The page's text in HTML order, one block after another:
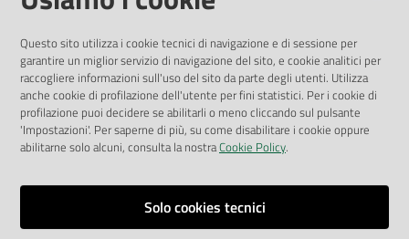
Pubblicità legale
Privacy Policy
Attuazione Misure PNRR
Liste di Attesa
ENTI, IMPRESE E PARTNER
Fatturazione Elettronica
Richiesta Patrocinio
Questo sito utilizza i cookie tecnici di navigazione e di sessione per
garantire un miglior servizio di navigazione del sito, e cookie analitici per
raccogliere informazioni sull'uso del sito da parte degli utenti. Utilizza
anche cookie di profilazione dell'utente per fini statistici. Per i cookie di
profilazione puoi decidere se abilitarli o meno cliccando sul pulsante
'Impostazioni'. Per saperne di più, su come disabilitare i cookie oppure
abilitarne solo alcuni, consulta la nostraCookie Policy.
Solo cookies tecnici